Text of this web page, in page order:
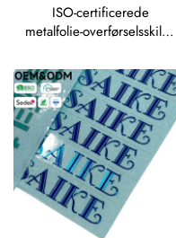
ISO-certificerede
metalfolie-overførselsskilte,
præcision i rosegyld, sølv
og sort